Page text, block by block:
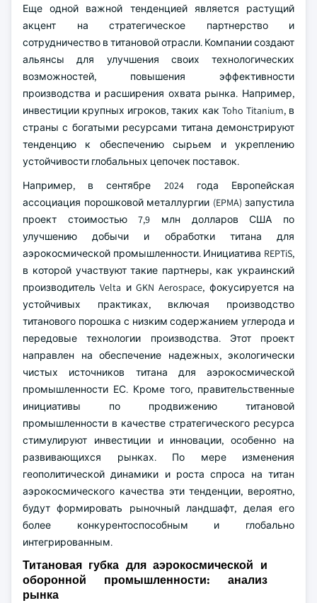
Еще одной важной тенденцией является растущий
акцент на стратегическое партнерство и
сотрудничество в титановой отрасли. Компании создают
альянсы для улучшения своих технологических
возможностей, повышения эффективности
производства и расширения охвата рынка. Например,
инвестиции крупных игроков, таких как Toho Titanium, в
страны с богатыми ресурсами титана демонстрируют
тенденцию к обеспечению сырьем и укреплению
устойчивости глобальных цепочек поставок.
Например, в сентябре 2024 года Европейская
ассоциация порошковой металлургии (EPMA) запустила
проект стоимостью 7,9 млн долларов США по
улучшению добычи и обработки титана для
аэрокосмической промышленности. Инициатива REPTiS,
в которой участвуют такие партнеры, как украинский
производитель Velta и GKN Aerospace, фокусируется на
устойчивых практиках, включая производство
титанового порошка с низким содержанием углерода и
передовые технологии производства. Этот проект
направлен на обеспечение надежных, экологически
чистых источников титана для аэрокосмической
промышленности ЕС. Кроме того, правительственные
инициативы по продвижению титановой
промышленности в качестве стратегического ресурса
стимулируют инвестиции и инновации, особенно на
развивающихся рынках. По мере изменения
геополитической динамики и роста спроса на титан
аэрокосмического качества эти тенденции, вероятно,
будут формировать рыночный ландшафт, делая его
более конкурентоспособным и глобально
интегрированным.
Титановая губка для аэрокосмической и
оборонной промышленности: анализ
рынка